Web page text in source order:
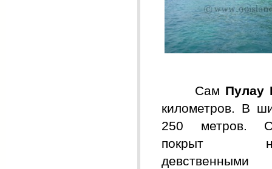
Сам Пулау
километров. В
250
покрыт